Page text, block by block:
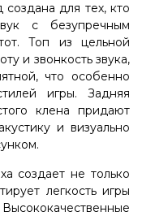
для тех, кто
с безупречным
Топ из цельной
и звонкость звука,
что особенно
игры. Задняя
клена придают
и визуально
создает не только
легкость игры